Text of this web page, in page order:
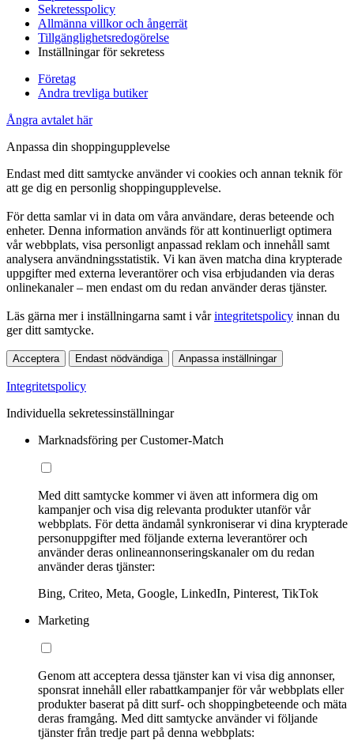
Sekretesspolicy
Allmänna villkor och ångerrät
Tillgänglighetsredogörelse
Inställningar för sekretess
Företag
Andra trevliga butiker
Ångra avtalet här
Anpassa din shoppingupplevelse
Endast med ditt samtycke använder vi cookies och annan teknik för
att ge dig en personlig shoppingupplevelse.
För detta samlar vi in data om våra användare, deras beteende och
enheter. Denna information används för att kontinuerligt optimera
vår webbplats, visa personligt anpassad reklam och innehåll samt
analysera användningsstatistik. Vi kan även matcha dina krypterade
uppgifter med externa leverantörer och visa erbjudanden via deras
onlinekanaler – men endast om du redan använder deras tjänster.
Läs gärna mer i inställningarna samt i vårintegritetspolicy innan du
ger ditt samtycke.
Acceptera Endast nödvändiga Anpassa inställningar
Integritetspolicy
Individuella sekretessinställningar
Marknadsföring per Customer-Match
Med ditt samtycke kommer vi även att informera dig om
kampanjer och visa dig relevanta produkter utanför vår
webbplats. För detta ändamål synkroniserar vi dina krypterade
personuppgifter med följande externa leverantörer och
använder deras onlineannonseringskanaler om du redan
använder deras tjänster:
Bing, Criteo, Meta, Google, LinkedIn, Pinterest, TikTok
Marketing
Genom att acceptera dessa tjänster kan vi visa dig annonser,
sponsrat innehåll eller rabattkampanjer för vår webbplats eller
produkter baserat på ditt surf- och shoppingbeteende och mäta
deras framgång. Med ditt samtycke använder vi följande
tjänster från tredje part på denna webbplats: